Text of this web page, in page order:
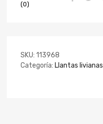
(0)
SKU: 113968
Categoría: Llantas livianas